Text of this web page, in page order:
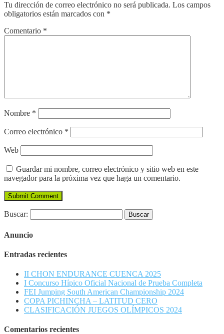
Tu dirección de correo electrónico no será publicada. Los campos
obligatorios están marcados con *
Comentario *
Nombre *
Correo electrónico *
Web
Guardar mi nombre, correo electrónico y sitio web en este
navegador para la próxima vez que haga un comentario.
Buscar:
Anuncio
Entradas recientes
II CHON ENDURANCE CUENCA 2025
I Concurso Hípico Oficial Nacional de Prueba Completa
FEI Jumping South American Championship 2024
COPA PICHINCHA – LATITUD CERO
CLASIFICACIÓN JUEGOS OLÍMPICOS 2024
Comentarios recientes